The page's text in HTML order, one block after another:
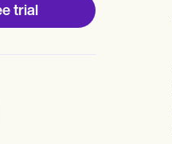
trial